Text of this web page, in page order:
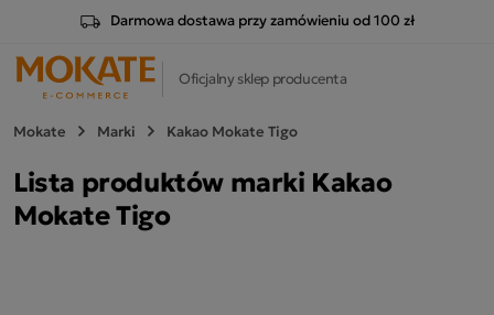
Darmowa dostawa przy zamówieniu od 100 zł
Oficjalny sklep producenta
Mokate Marki Kakao Mokate Tigo
Lista produktów marki Kakao
Mokate Tigo